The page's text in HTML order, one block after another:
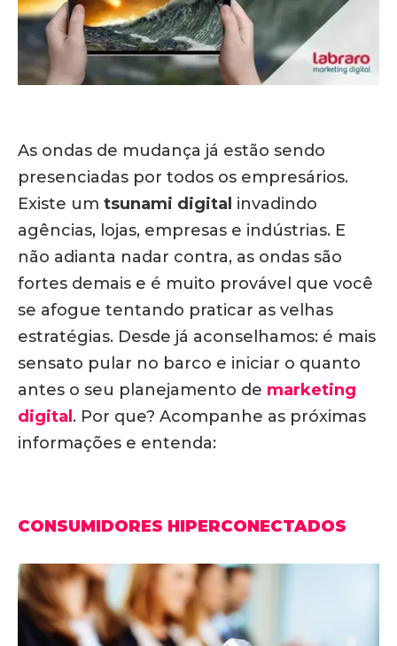
As ondas de mudança já estão sendo
presenciadas por todos os empresários.
Existe um tsunami digital invadindo
agências, lojas, empresas e indústrias. E
não adianta nadar contra, as ondas são
fortes demais e é muito provável que você
se afogue tentando praticar as velhas
estratégias. Desde já aconselhamos: é mais
sensato pular no barco e iniciar o quanto
antes o seu planejamento de marketing
digital . Por que? Acompanhe as próximas
informações e entenda:
CONSUMIDORES HIPERCONECTADOS